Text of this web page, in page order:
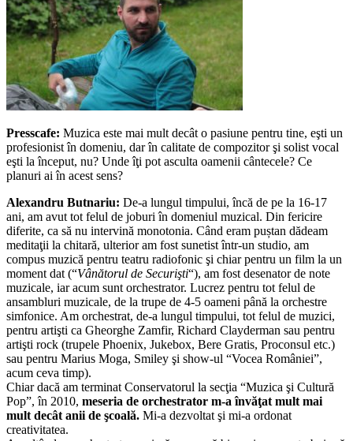
Presscafe: Muzica este mai mult decât o pasiune pentru tine, eşti un
profesionist în domeniu, dar în calitate de compozitor şi solist vocal
eşti la început, nu? Unde îţi pot asculta oamenii cântecele? Ce
planuri ai în acest sens?
Alexandru Butnariu: De-a lungul timpului, încă de pe la 16-17
ani, am avut tot felul de joburi în domeniul muzical. Din fericire
diferite, ca să nu intervină monotonia. Când eram puștan dădeam
meditaţii la chitară, ulterior am fost sunetist într-un studio, am
compus muzică pentru teatru radiofonic şi chiar pentru un film la un
moment dat (“Vânătorul de Securişti“), am fost desenator de note
muzicale, iar acum sunt orchestrator. Lucrez pentru tot felul de
ansambluri muzicale, de la trupe de 4-5 oameni până la orchestre
simfonice. Am orchestrat, de-a lungul timpului, tot felul de muzici,
pentru artişti ca Gheorghe Zamfir, Richard Clayderman sau pentru
artişti rock (trupele Phoenix, Jukebox, Bere Gratis, Proconsul etc.)
sau pentru Marius Moga, Smiley şi show-ul “Vocea României”,
acum ceva timp).
Chiar dacă am terminat Conservatorul la secţia “Muzica şi Cultură
Pop”, în 2010, meseria de orchestrator m-a învăţat mult mai
mult decât anii de şcoală. Mi-a dezvoltat şi mi-a ordonat
creativitatea.